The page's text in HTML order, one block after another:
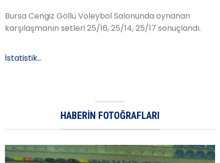
Bursa Cengiz Göllü Voleybol Salonunda oynanan
karşılaşmanın setleri 25/16, 25/14, 25/17 sonuçlandı.
İstatistik…
HABERIN FOTOĞRAFLARI